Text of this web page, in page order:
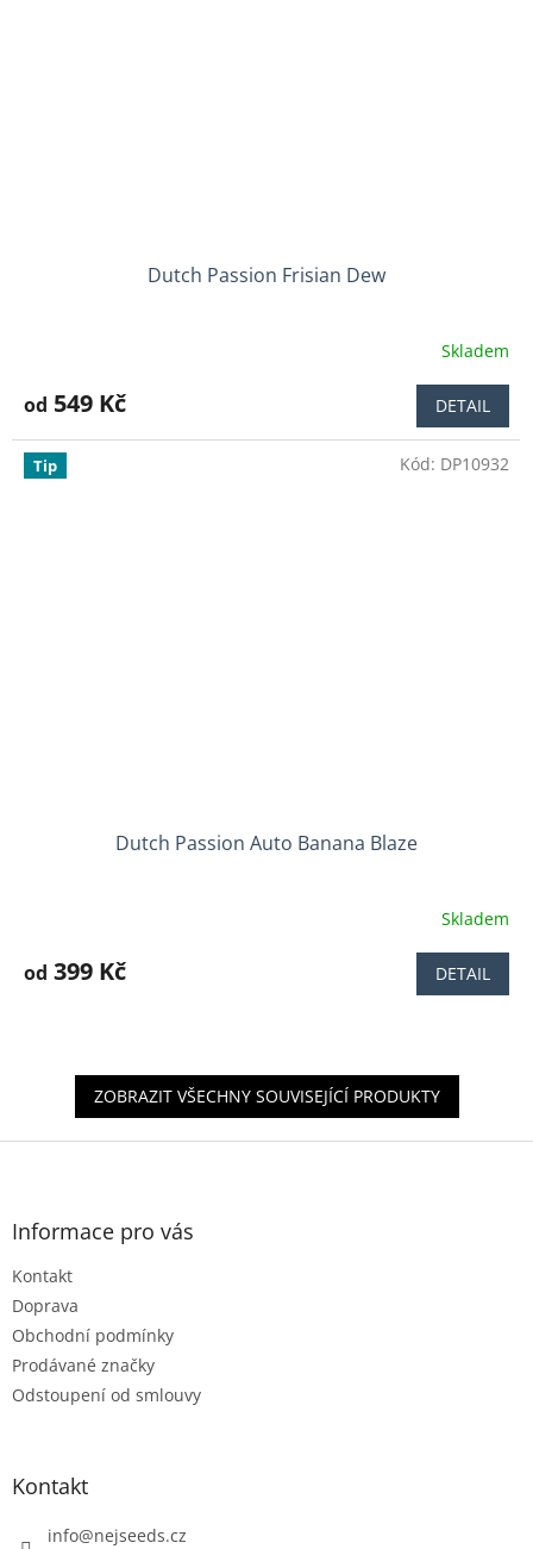
Dutch Passion Frisian Dew
produktu
3,8
Skladem
od 549 Kč DETAIL
Tip
Dutch Passion Auto Banana Blaze
produktu
hvězdiček.
Skladem
od 399 Kč DETAIL
Kód: DP10932
ZOBRAZIT VŠECHNY SOUVISEJÍCÍ PRODUKTY
Z
Informace pro vás
Kontakt
Doprava
Obchodní podmínky
Prodávané značky
Odstoupení od smlouvy
Kontakt
info@nejseeds.cz